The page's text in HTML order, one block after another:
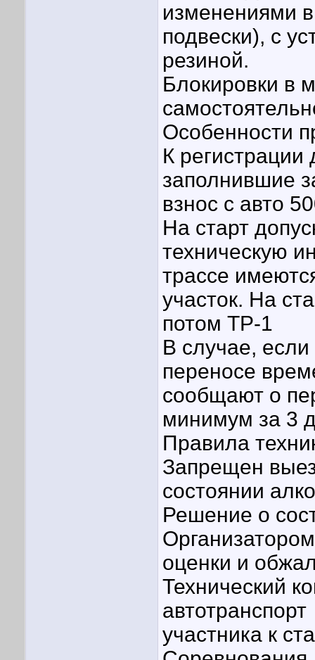
изменениями
подвески), с
резиной.
Блокировки в
Особенности
К регистрации
заполнившие
взнос с авто
На старт
техническую
трассе
участок. На
потом ТР-1
В случае,
переносе
сообщают о
минимум за 3
Правила
Запрещен
состоянии
Решение о
оценки и
Технический
автотранспорт
участника к